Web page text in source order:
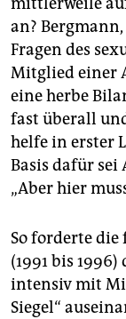
an?
Fragen des
Mitglied einer
eine herbe
fast überall
helfe in erster
Basis dafür sei
„Aber hier
So forderte
(1991 bis
intensiv mit
Siegel“